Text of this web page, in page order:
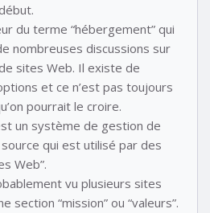
du terme “hébergement” qui
nombreuses discussions sur
sites Web. Il existe de
et ce n’est pas toujours
pourrait le croire.
un système de gestion de
qui est utilisé par des
Web”.
vu plusieurs sites
section “mission” ou “valeurs”.